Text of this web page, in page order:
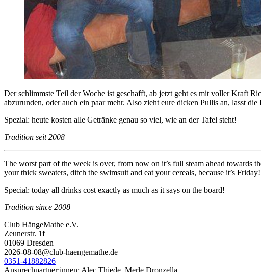
Der schlimmste Teil der Woche ist geschafft, ab jetzt geht es mit voller Kraft
abzurunden, oder auch ein paar mehr. Also zieht eure dicken Pullis an, lasst
Spezial: heute kosten alle Getränke genau so viel, wie an der Tafel steht!
Tradition seit 2008
The worst part of the week is over, from now on it’s full steam ahead
your thick sweaters, ditch the swimsuit and eat your cereals, because it’s Friday!
Special: today all drinks cost exactly as much as it says on the board!
Tradition since 2008
Club HängeMathe e.V.
Zeunerstr. 1f
01069 Dresden
2026-08-08@club-haengemathe.de
0351-41882826
Ansprechpartner:innen: Alec Thiede, Merle Dronzella